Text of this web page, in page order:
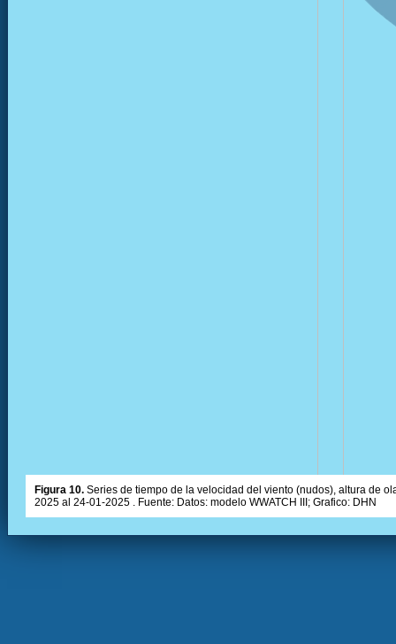
Figura 10. Series de tiempo de la velocidad del viento (nudos), altura de
2025 al 24-01-2025 . Fuente: Datos: modelo WWATCH III; Grafico: DHN